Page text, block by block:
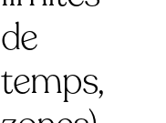
de
temps,